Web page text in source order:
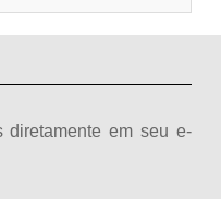
diretamente em seu e-